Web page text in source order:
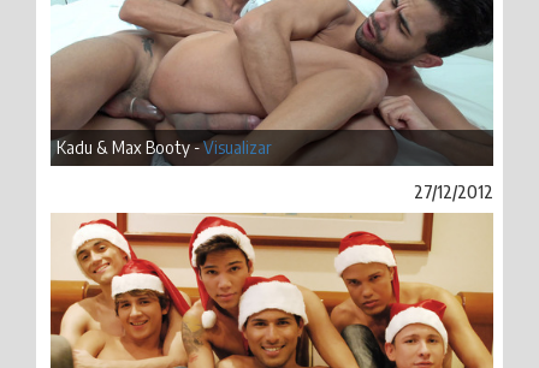
Kadu & Max Booty -Visualizar
27/12/2012